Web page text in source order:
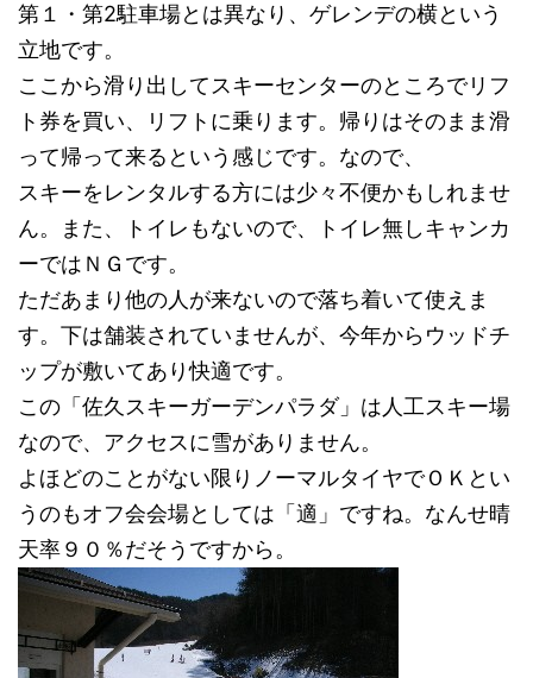
第１・第2駐車場とは異なり、ゲレンデの横という
立地です。
ここから滑り出してスキーセンターのところでリフ
ト券を買い、リフトに乗ります。帰りはそのまま滑
って帰って来るという感じです。なので、
スキーをレンタルする方には少々不便かもしれませ
ん。また、トイレもないので、トイレ無しキャンカ
ーではＮＧです。
ただあまり他の人が来ないので落ち着いて使えま
す。下は舗装されていませんが、今年からウッドチ
ップが敷いてあり快適です。
この「佐久スキーガーデンパラダ」は人工スキー場
なので、アクセスに雪がありません。
よほどのことがない限りノーマルタイヤでＯＫとい
うのもオフ会会場としては「適」ですね。なんせ晴
天率９０％だそうですから。